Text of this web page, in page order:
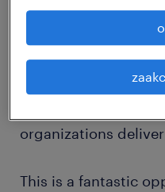
Your main focus
requirements into
workflows and
flawlessly. Your
organizations
This is a fantastic